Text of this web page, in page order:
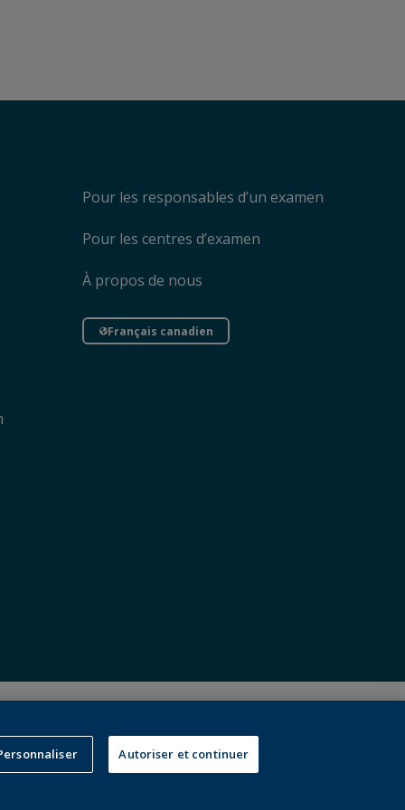
Pour les responsables d’un examen
Pour les centres d’examen
À propos de nous
Français canadien
Autoriser et continuer